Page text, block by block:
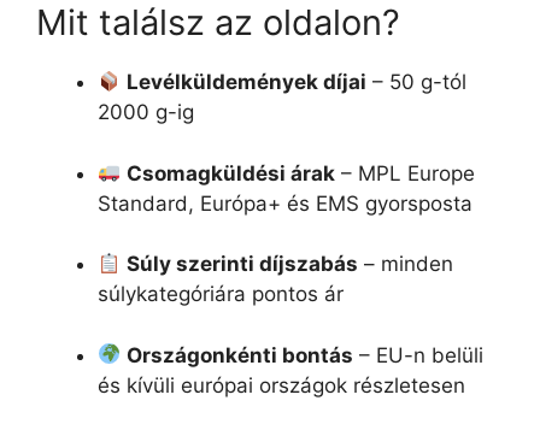
Mit találsz az oldalon?
Levélküldemények díjai – 50 g-tól
2000 g-ig
Csomagküldési árak – MPL Europe
Standard, Európa+ és EMS gyorsposta
Súly szerinti díjszabás – minden
súlykategóriára pontos ár
Országonkénti bontás – EU-n belüli
és kívüli európai országok részletesen